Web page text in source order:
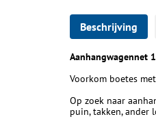
Beschrijving
Aanhangwagennet
Voorkom boetes
Op zoek naar
puin, takken, ander